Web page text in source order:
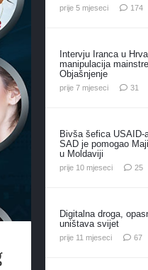
prije 5 mjeseci 174
Intervju Iranca u
manipulacija
Objašnjenje
prije 7 mjeseci 31
Bivša šefica USAID-
SAD je pomogao
u Moldaviji
prije 10 mjeseci 25
Digitalna droga,
uništava svijet
prije 11 mjeseci 67